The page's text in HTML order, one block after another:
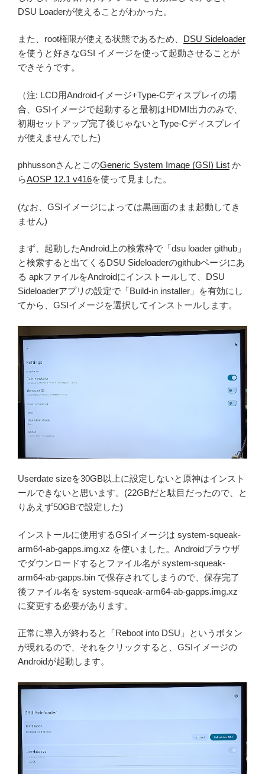
DSU Loaderが使えることがわかった。
また、root権限が使える状態であるため、 DSU Sideloader
を使うと好きなGSI イメージを使って起動させることが
できそうです。
（注: LCD用Androidイメージ+Type-Cディスプレイの場
合、GSIイメージで起動すると最初はHDMI出力のみで、
初期セットアップ完了後じゃないとType-Cディスプレイ
が使えませんでした)
phhussonさんとこのGeneric System Image (GSI) List か
らAOSP 12.1 v416を使って見ました。
(なお、GSIイメージによっては黒画面のまま起動してき
ません)
まず、起動したAndroid上の検索枠で「dsu loader github」
と検索すると出てくるDSU Sideloaderのgithubページにあ
る apkファイルをAndroidにインストールして、DSU
Sideloaderアプリの設定で「Build-in installer」を有効にし
てから、GSIイメージを選択してインストールします。
Userdate sizeを30GB以上に設定しないと原神はインスト
ールできないと思います。(22GBだと駄目だったので、と
りあえず50GBで設定した)
インストールに使用するGSIイメージは system-squeak-
arm64-ab-gapps.img.xz を使いました。Androidブラウザ
でダウンロードするとファイル名が system-squeak-
arm64-ab-gapps.bin で保存されてしまうので、保存完了
後ファイル名を system-squeak-arm64-ab-gapps.img.xz
に変更する必要があります。
正常に導入が終わると「Reboot into DSU」というボタン
が現れるので、それをクリックすると、GSIイメージの
Androidが起動します。